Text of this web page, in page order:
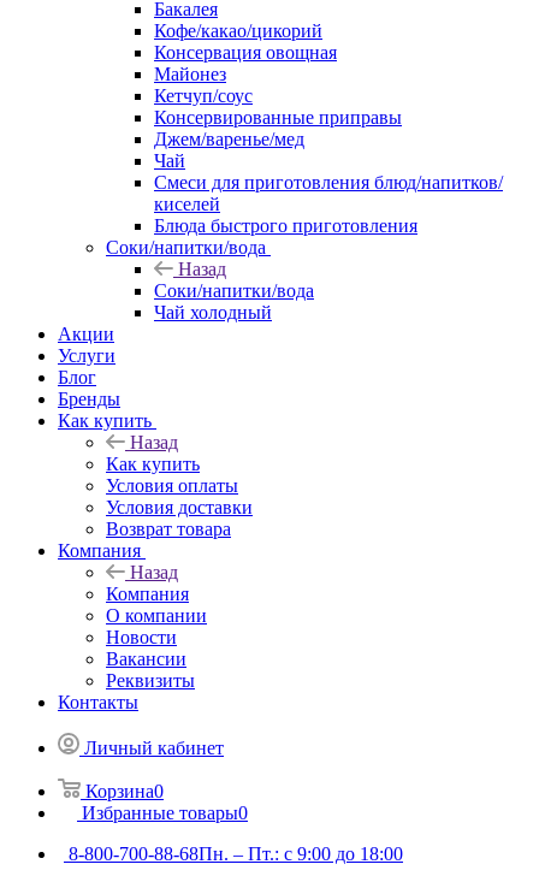
Бакалея
Кофе/какао/цикорий
Консервация овощная
Майонез
Кетчуп/соус
Консервированные приправы
Джем/варенье/мед
Чай
Смеси для приготовления блюд/напитков/
киселей
Блюда быстрого приготовления
Соки/напитки/вода
Назад
Соки/напитки/вода
Чай холодный
Акции
Услуги
Блог
Бренды
Как купить
Назад
Как купить
Условия оплаты
Условия доставки
Возврат товара
Компания
Назад
Компания
О компании
Новости
Вакансии
Реквизиты
Контакты
Личный кабинет
Корзина0
Избранные товары0
8-800-700-88-68Пн. – Пт.: с 9:00 до 18:00